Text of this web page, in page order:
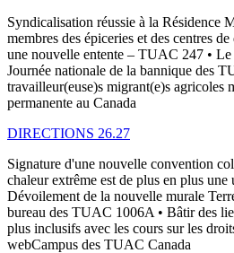
Syndicalisation réussie à la Résidence
membres des épiceries et des centres
une nouvelle entente – TUAC 247 •
Journée nationale de la bannique des
travailleur(euse)s migrant(e)s agricoles
permanente au Canada
DIRECTIONS 26.27
Signature d'une nouvelle convention
chaleur extrême est de plus en plus une
Dévoilement de la nouvelle murale
bureau des TUAC 1006A • Bâtir des
plus inclusifs avec les cours sur les
webCampus des TUAC Canada